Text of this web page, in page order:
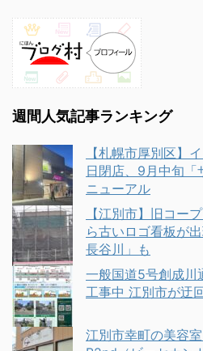
週間人気記事ランキング
【札幌市厚別区】
日閉店、9月中旬「
ニューアル
【江別市】旧コー
ら古いロゴ看板が
長谷川」も
一般国道5号創成川
工事中 江別市が迂
江別市幸町の美容